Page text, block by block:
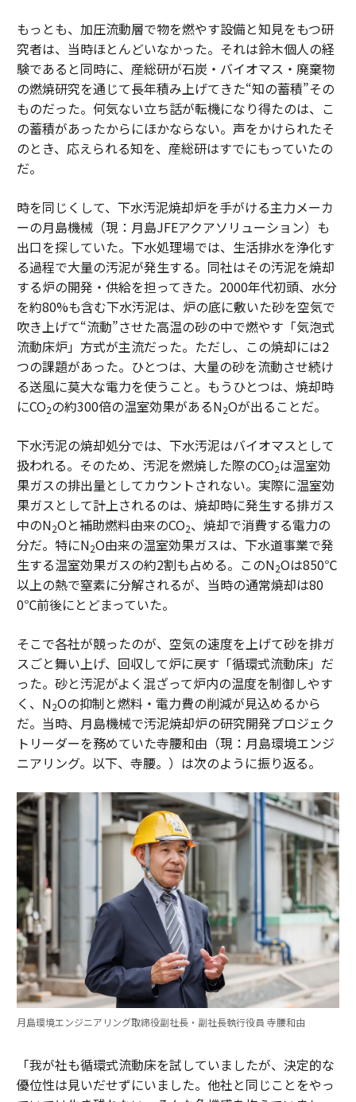
もっとも、加圧流動層で物を燃やす設備と知見をもつ研
究者は、当時ほとんどいなかった。それは鈴木個人の経
験であると同時に、産総研が石炭・バイオマス・廃棄物
の燃焼研究を通じて長年積み上げてきた“知の蓄積”その
ものだった。何気ない立ち話が転機になり得たのは、こ
の蓄積があったからにほかならない。声をかけられたそ
のとき、応えられる知を、産総研はすでにもっていたの
だ。
時を同じくして、下水汚泥焼却炉を手がける主力メーカ
ーの月島機械（現：月島JFEアクアソリューション）も
出口を探していた。下水処理場では、生活排水を浄化す
る過程で大量の汚泥が発生する。同社はその汚泥を焼却
する炉の開発・供給を担ってきた。2000年代初頭、水分
を約80%も含む下水汚泥は、炉の底に敷いた砂を空気で
吹き上げて“流動”させた高温の砂の中で燃やす「気泡式
流動床炉」方式が主流だった。ただし、この焼却には2
つの課題があった。ひとつは、大量の砂を流動させ続け
る送風に莫大な電力を使うこと。もうひとつは、焼却時
にCO2の約300倍の温室効果があるN2Oが出ることだ。
下水汚泥の焼却処分では、下水汚泥はバイオマスとして
扱われる。そのため、汚泥を燃焼した際のCO2は温室効
果ガスの排出量としてカウントされない。実際に温室効
果ガスとして計上されるのは、焼却時に発生する排ガス
中のN2Oと補助燃料由来のCO2、焼却で消費する電力の
分だ。特にN2O由来の温室効果ガスは、下水道事業で発
生する温室効果ガスの約2割も占める。このN2Oは850℃
以上の熱で窒素に分解されるが、当時の通常焼却は80
0℃前後にとどまっていた。
そこで各社が競ったのが、空気の速度を上げて砂を排ガ
スごと舞い上げ、回収して炉に戻す「循環式流動床」だ
った。砂と汚泥がよく混ざって炉内の温度を制御しやす
く、N2Oの抑制と燃料・電力費の削減が見込めるから
だ。当時、月島機械で汚泥焼却炉の研究開発プロジェク
トリーダーを務めていた寺腰和由（現：月島環境エンジ
ニアリング。以下、寺腰。）は次のように振り返る。
月島環境エンジニアリング取締役副社長・副社長執行役員 寺腰和由
「我が社も循環式流動床を試していましたが、決定的な
優位性は見いだせずにいました。他社と同じことをやっ